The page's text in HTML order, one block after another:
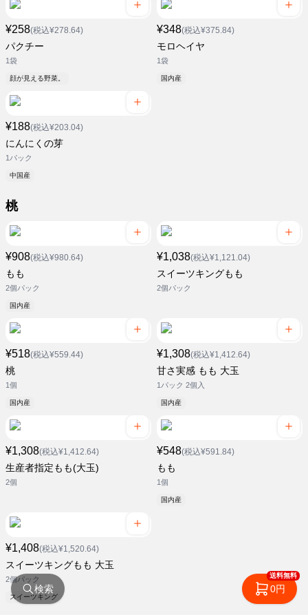
¥258(税込¥278.64)
パクチー
1袋
顔が見える野菜。
¥348(税込¥375.84)
モロヘイヤ
1袋
国内産
¥188(税込¥203.04)
にんにくの芽
1パック
中国産
桃
¥908(税込¥980.64)
もも
2個パック
国内産
¥1,038(税込¥1,121.04)
スイーツキングもも
2個パック
¥518(税込¥559.44)
桃
1個
国内産
¥1,308(税込¥1,412.64)
甘さ実感 もも 大玉
1パック 2個入
国内産
¥1,308(税込¥1,412.64)
生産者指定もも(大玉)
2個
¥548(税込¥591.84)
もも
1個
国内産
¥1,408(税込¥1,520.64)
スイーツキングもも 大玉
2個パック
スイーツキング
検索
送料無料
0円